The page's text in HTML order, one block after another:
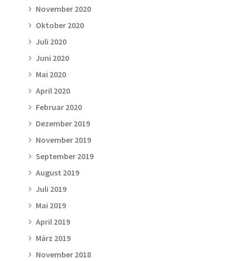
November 2020
Oktober 2020
Juli 2020
Juni 2020
Mai 2020
April 2020
Februar 2020
Dezember 2019
November 2019
September 2019
August 2019
Juli 2019
Mai 2019
April 2019
März 2019
November 2018